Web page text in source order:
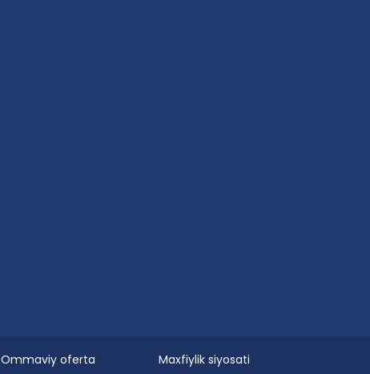
Ommaviy oferta Maxfiylik siyosati